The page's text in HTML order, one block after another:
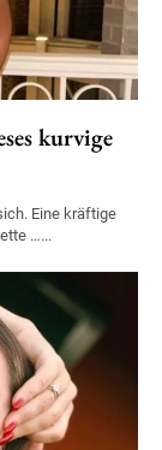
kurvige
Eine kräftige
…...